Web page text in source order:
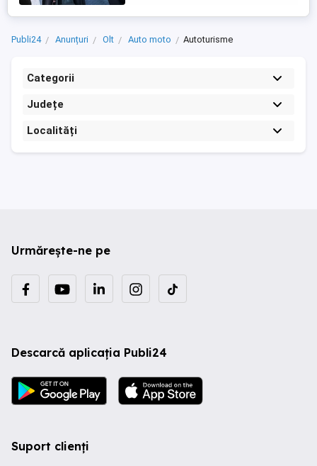
Publi24 Anunțuri Olt Auto moto Autoturisme
Categorii
Județe
Localități
Urmărește-ne pe
Descarcă aplicația Publi24
Suport clienți